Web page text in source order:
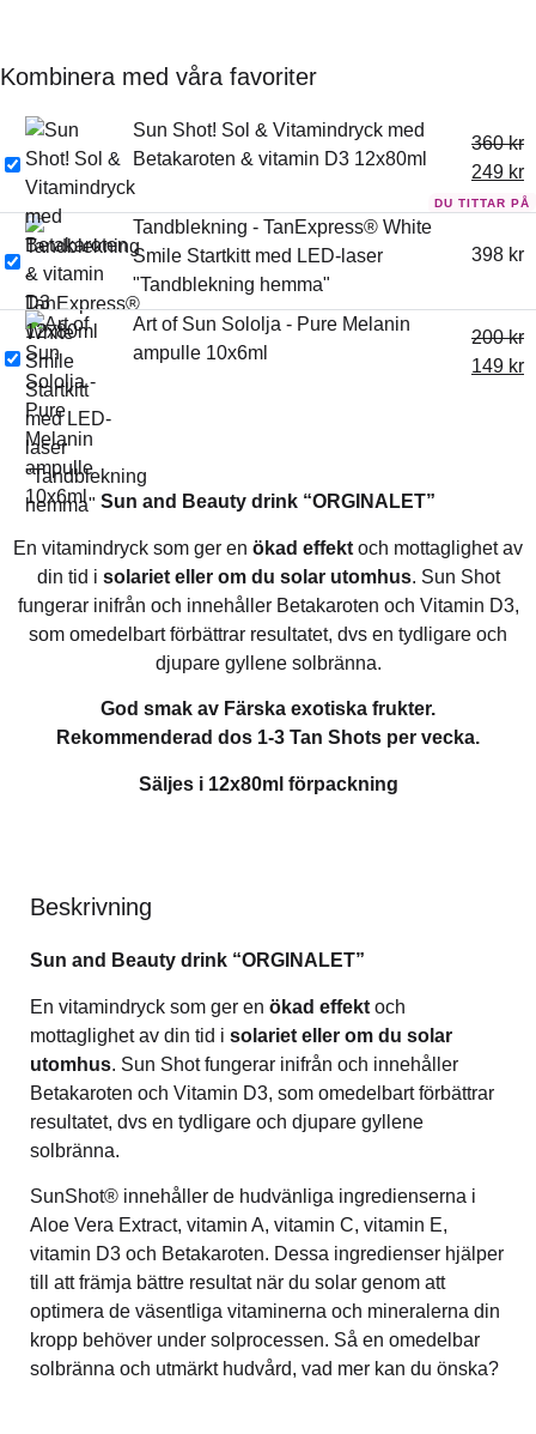
Kombinera med våra favoriter
Sun Shot! Sol & Vitamindryck med
Betakaroten & vitamin D3 12x80ml
360kr
249 kr
Tandblekning - TanExpress® White
Smile Startkitt med LED-laser
"Tandblekning hemma"
398 kr
Art of Sun Sololja - Pure Melanin
ampulle 10x6ml
200kr
149 kr
Sun and Beauty drink “ORGINALET”
En vitamindryck som ger en ökad effekt och mottaglighet av
din tid i solariet eller om du solar utomhus. Sun Shot
fungerar inifrån och innehåller Betakaroten och Vitamin D3,
som omedelbart förbättrar resultatet, dvs en tydligare och
djupare gyllene solbränna.
God smak av Färska exotiska frukter.
Rekommenderad dos 1-3 Tan Shots per vecka.
Säljes i 12x80ml förpackning
Beskrivning
Sun and Beauty drink “ORGINALET”
En vitamindryck som ger en ökad effekt och
mottaglighet av din tid i solariet eller om du solar
utomhus. Sun Shot fungerar inifrån och innehåller
Betakaroten och Vitamin D3, som omedelbart förbättrar
resultatet, dvs en tydligare och djupare gyllene
solbränna.
SunShot® innehåller de hudvänliga ingredienserna i
Aloe Vera Extract, vitamin A, vitamin C, vitamin E,
vitamin D3 och Betakaroten. Dessa ingredienser hjälper
till att främja bättre resultat när du solar genom att
optimera de väsentliga vitaminerna och mineralerna din
kropp behöver under solprocessen. Så en omedelbar
solbränna och utmärkt hudvård, vad mer kan du önska?